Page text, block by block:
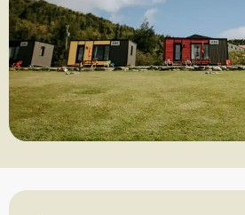
Ouverture et coordonnées